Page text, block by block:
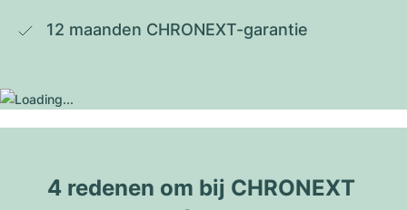
12 maanden CHRONEXT-garantie
4 redenen om bij CHRONEXT